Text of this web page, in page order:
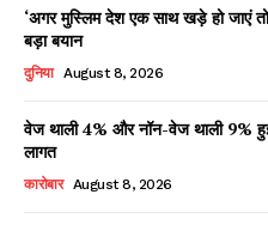
‘अगर मुस्लिम देश एक साथ खड़े हो जाएं
बड़ा बयान
दुनिया August 8, 2026
वेज थाली 4% और नॉन-वेज थाली 9%
लागत
कारोबार August 8, 2026